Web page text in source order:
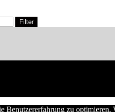
Filter
Benutzererfahrung zu